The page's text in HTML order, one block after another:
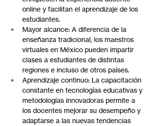
online y facilitan el aprendizaje de los
estudiantes.
Mayor alcance: A diferencia de la
enseñanza tradicional, los maestros
virtuales en México pueden impartir
clases a estudiantes de distintas
regiones e incluso de otros países.
Aprendizaje continuo: La capacitación
constante en tecnologías educativas y
metodologías innovadoras permite a
los docentes mejorar su desempeño y
adaptarse a las nuevas tendencias